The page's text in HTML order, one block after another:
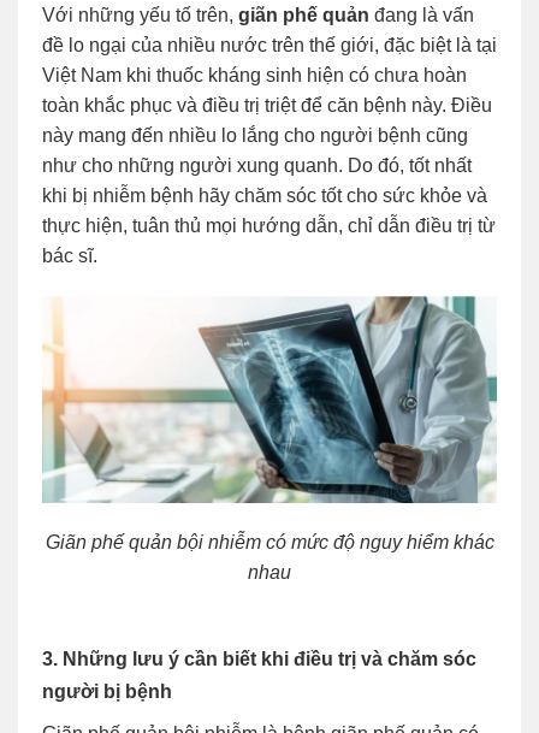
Với những yếu tố trên, giãn phế quản đang là vấn
đề lo ngại của nhiều nước trên thế giới, đặc biệt là tại
Việt Nam khi thuốc kháng sinh hiện có chưa hoàn
toàn khắc phục và điều trị triệt để căn bệnh này. Điều
này mang đến nhiều lo lắng cho người bệnh cũng
như cho những người xung quanh. Do đó, tốt nhất
khi bị nhiễm bệnh hãy chăm sóc tốt cho sức khỏe và
thực hiện, tuân thủ mọi hướng dẫn, chỉ dẫn điều trị từ
bác sĩ.
Giãn phế quản bội nhiễm có mức độ nguy hiểm khác
nhau
3. Những lưu ý cần biết khi điều trị và chăm sóc
người bị bệnh